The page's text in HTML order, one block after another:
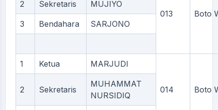
013 Boto
2 Sekretaris MUJIYO
3 Bendahara SARJONO
1 Ketua MARJUDI
014 Boto
2 Sekretaris
MUHAMMAT
NURSIDIQ